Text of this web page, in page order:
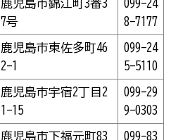
鹿児島市錦江町3番3
7号
099-24
8-7177
鹿児島市東佐多町46
2-1
099-24
5-5110
鹿児島市宇宿2丁目2
1-15
099-29
9-0303
鹿児島市下福元町83
099-83